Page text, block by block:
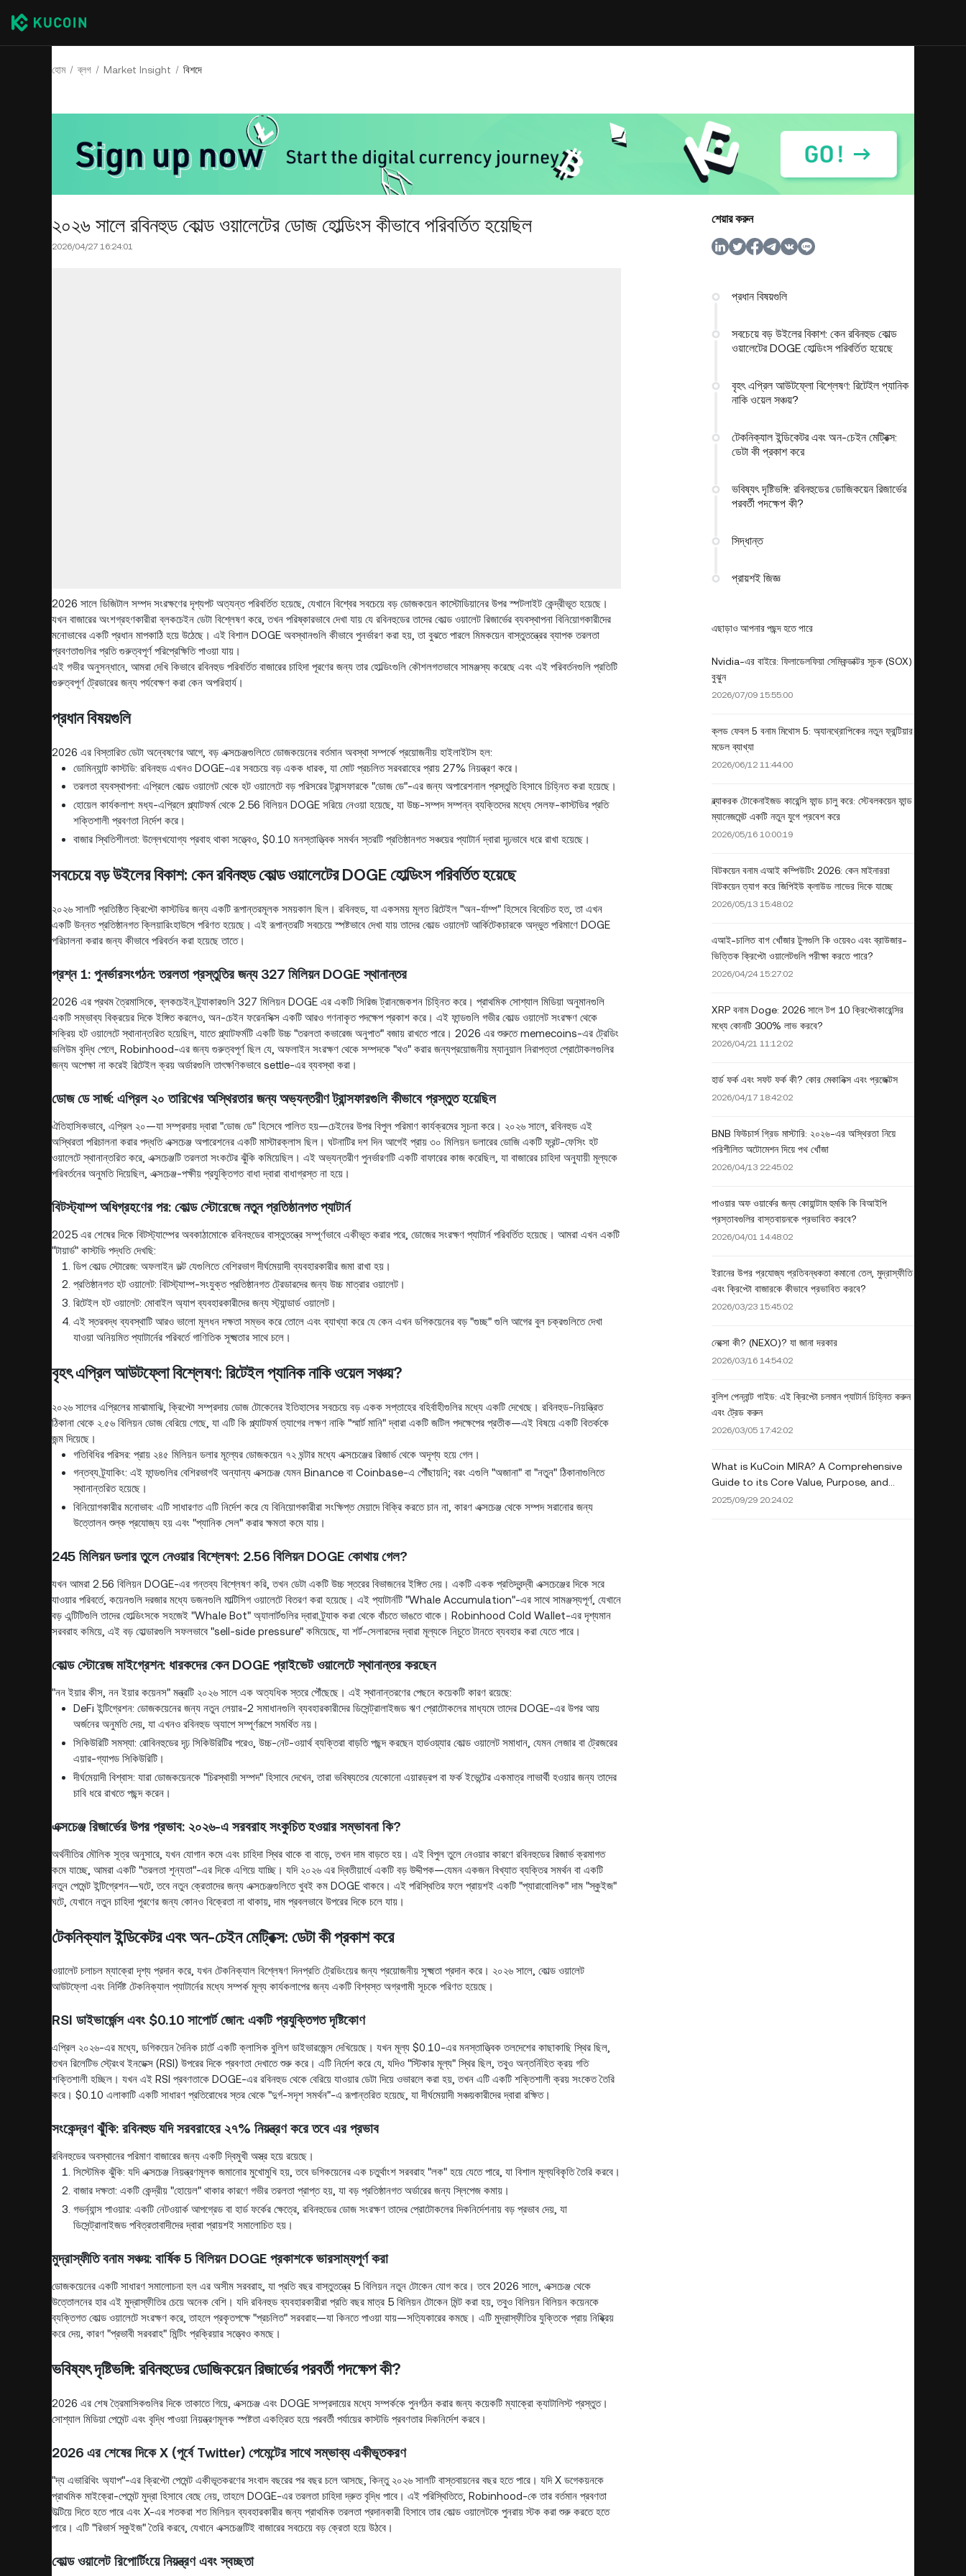
হোম ব্লগ Market Insight বিশদে
২০২৬ সালে রবিনহুড কোল্ড ওয়ালেটের ডোজ হোল্ডিংস কীভাবে পরিবর্তিত হয়েছিল
2026/04/27 16:24:01
2026 সালে ডিজিটাল সম্পদ সংরক্ষণের দৃশ্যপট অত্যন্ত পরিবর্তিত হয়েছে, যেখানে বিশ্বের সবচেয়ে বড় ডোজকয়েন কাস্টোডিয়ানের উপর স্পটলাইট কেন্দ্রীভূত হয়েছে।
যখন বাজারের অংশগ্রহণকারীরা ব্লকচেইন ডেটা বিশ্লেষণ করে, তখন পরিষ্কারভাবে দেখা যায় যে রবিনহুডের তাদের কোল্ড ওয়ালেট রিজার্ভের ব্যবস্থাপনা বিনিয়োগকারীদের
মনোভাবের একটি প্রধান মাপকাঠি হয়ে উঠেছে। এই বিশাল DOGE অবস্থানগুলি কীভাবে পুনর্ভারণ করা হয়, তা বুঝতে পারলে মিমকয়েন বাস্তুতন্ত্রের ব্যাপক তরলতা
প্রবণতাগুলির প্রতি গুরুত্বপূর্ণ পরিপ্রেক্ষিতি পাওয়া যায়।
এই গভীর অনুসন্ধানে, আমরা দেখি কিভাবে রবিনহুড পরিবর্তিত বাজারের চাহিদা পূরণের জন্য তার হোল্ডিংগুলি কৌশলগতভাবে সামঞ্জস্য করেছে এবং এই পরিবর্তনগুলি প্রতিটি
গুরুত্বপূর্ণ ট্রেডারের জন্য পর্যবেক্ষণ করা কেন অপরিহার্য।
প্রধান বিষয়গুলি
2026 এর বিস্তারিত ডেটা অন্বেষণের আগে, বড় এক্সচেঞ্জগুলিতে ডোজকয়েনের বর্তমান অবস্থা সম্পর্কে প্রয়োজনীয় হাইলাইটস হল:
ডোমিন্যান্ট কাস্টডি: রবিনহুড এখনও DOGE-এর সবচেয়ে বড় একক ধারক, যা মোট প্রচলিত সরবরাহের প্রায় 27% নিয়ন্ত্রণ করে।
তরলতা ব্যবস্থাপনা: এপ্রিলে কোল্ড ওয়ালেট থেকে হট ওয়ালেটে বড় পরিসরের ট্রান্সফারকে "ডোজ ডে"-এর জন্য অপারেশনাল প্রস্তুতি হিসাবে চিহ্নিত করা হয়েছে।
হোয়েল কার্যকলাপ: মধ্য-এপ্রিলে প্ল্যাটফর্ম থেকে 2.56 বিলিয়ন DOGE সরিয়ে নেওয়া হয়েছে, যা উচ্চ-সম্পদ সম্পন্ন ব্যক্তিদের মধ্যে সেলফ-কাস্টডির প্রতি
শক্তিশালী প্রবণতা নির্দেশ করে।
বাজার স্থিতিশীলতা: উল্লেখযোগ্য প্রবাহ থাকা সত্ত্বেও, $0.10 মনস্তাত্ত্বিক সমর্থন স্তরটি প্রতিষ্ঠানগত সঞ্চয়ের প্যাটার্ন দ্বারা দৃঢ়ভাবে ধরে রাখা হয়েছে।
সবচেয়ে বড় উইলের বিকাশ: কেন রবিনহুড কোল্ড ওয়ালেটের DOGE হোল্ডিংস পরিবর্তিত হয়েছে
২০২৬ সালটি প্রতিষ্ঠিত ক্রিপ্টো কাস্টডির জন্য একটি রূপান্তরমূলক সময়কাল ছিল। রবিনহুড, যা একসময় মূলত রিটেইল "অন-র্যাম্প" হিসেবে বিবেচিত হত, তা এখন
একটি উন্নত প্রতিষ্ঠানগত ক্লিয়ারিংহাউসে পরিণত হয়েছে। এই রূপান্তরটি সবচেয়ে স্পষ্টভাবে দেখা যায় তাদের কোল্ড ওয়ালেট আর্কিটেকচারকে অদ্ভুত পরিমাণে DOGE
পরিচালনা করার জন্য কীভাবে পরিবর্তন করা হয়েছে তাতে।
প্রশ্ন 1: পুনর্ভারসংগঠন: তরলতা প্রস্তুতির জন্য 327 মিলিয়ন DOGE স্থানান্তর
2026 এর প্রথম ত্রৈমাসিকে, ব্লকচেইন ট্র্যাকারগুলি 327 মিলিয়ন DOGE এর একটি সিরিজ ট্রানজেকশন চিহ্নিত করে। প্রাথমিক সোশ্যাল মিডিয়া অনুমানগুলি
একটি সম্ভাব্য বিক্রয়ের দিকে ইঙ্গিত করলেও, অন-চেইন ফরেনসিক্স একটি আরও গণনাকৃত পদক্ষেপ প্রকাশ করে। এই ফান্ডগুলি গভীর কোল্ড ওয়ালেট সংরক্ষণ থেকে
সক্রিয় হট ওয়ালেটে স্থানান্তরিত হয়েছিল, যাতে প্ল্যাটফর্মটি একটি উচ্চ "তরলতা কভারেজ অনুপাত" বজায় রাখতে পারে। 2026 এর শুরুতে memecoins-এর ট্রেডিং
ভলিউম বৃদ্ধি পেলে, Robinhood-এর জন্য গুরুত্বপূর্ণ ছিল যে, অফলাইন সংরক্ষণ থেকে সম্পদকে "থও" করার জন্যপ্রয়োজনীয় ম্যানুয়াল নিরাপত্তা প্রোটোকলগুলির
জন্য অপেক্ষা না করেই রিটেইল ক্রয় অর্ডারগুলি তাৎক্ষণিকভাবে settle-এর ব্যবস্থা করা।
ডোজ ডে সার্জ: এপ্রিল ২০ তারিখের অস্থিরতার জন্য অভ্যন্তরীণ ট্রান্সফারগুলি কীভাবে প্রস্তুত হয়েছিল
ঐতিহাসিকভাবে, এপ্রিল ২০—যা সম্প্রদায় দ্বারা "ডোজ ডে" হিসেবে পালিত হয়—চেইনের উপর বিপুল পরিমাণ কার্যক্রমের সূচনা করে। ২০২৬ সালে, রবিনহুড এই
অস্থিরতা পরিচালনা করার পদ্ধতি এক্সচেঞ্জ অপারেশনের একটি মাস্টারক্লাস ছিল। ঘটনাটির দশ দিন আগেই প্রায় ৩০ মিলিয়ন ডলারের ডোজি একটি ফ্রন্ট-ফেসিং হট
ওয়ালেটে স্থানান্তরিত করে, এক্সচেঞ্জটি তরলতা সংকটের ঝুঁকি কমিয়েছিল। এই অভ্যন্তরীণ পুনর্ভারণটি একটি বাফারের কাজ করেছিল, যা বাজারের চাহিদা অনুযায়ী মূল্যকে
পরিবর্তনের অনুমতি দিয়েছিল, এক্সচেঞ্জ-পক্ষীয় প্রযুক্তিগত বাধা দ্বারা বাধাগ্রস্ত না হয়ে।
বিটস্ট্যাম্প অধিগ্রহণের পর: কোল্ড স্টোরেজে নতুন প্রতিষ্ঠানগত প্যাটার্ন
2025 এর শেষের দিকে বিটস্ট্যাম্পের অবকাঠামোকে রবিনহুডের বাস্তুতন্ত্রে সম্পূর্ণভাবে একীভূত করার পরে, ডোজের সংরক্ষণ প্যাটার্ন পরিবর্তিত হয়েছে। আমরা এখন একটি
"টায়ার্ড" কাস্টডি পদ্ধতি দেখছি:
ডিপ কোল্ড স্টোরেজ: অফলাইন ভল্ট যেগুলিতে বেশিরভাগ দীর্ঘমেয়াদী ব্যবহারকারীর জমা রাখা হয়।
প্রতিষ্ঠানগত হট ওয়ালেট: বিটস্ট্যাম্প-সংযুক্ত প্রতিষ্ঠানগত ট্রেডারদের জন্য উচ্চ মাত্রার ওয়ালেট।
রিটেইল হট ওয়ালেট: মোবাইল অ্যাপ ব্যবহারকারীদের জন্য স্ট্যান্ডার্ড ওয়ালেট।
এই স্তরবদ্ধ ব্যবস্থাটি আরও ভালো মূলধন দক্ষতা সম্ভব করে তোলে এবং ব্যাখ্যা করে যে কেন এখন ডগিকয়েনের বড় "গুচ্ছ" গুলি আগের বুল চক্রগুলিতে দেখা
যাওয়া অনিয়মিত প্যাটার্নের পরিবর্তে গাণিতিক সূক্ষ্মতার সাথে চলে।
বৃহৎ এপ্রিল আউটফ্লো বিশ্লেষণ: রিটেইল প্যানিক নাকি ওয়েল সঞ্চয়?
২০২৬ সালের এপ্রিলের মাঝামাঝি, ক্রিপ্টো সম্প্রদায় ডোজ টোকেনের ইতিহাসের সবচেয়ে বড় একক সপ্তাহের বহির্বাহীগুলির মধ্যে একটি দেখেছে। রবিনহুড-নিয়ন্ত্রিত
ঠিকানা থেকে ২.৫৬ বিলিয়ন ডোজ বেরিয়ে গেছে, যা এটি কি প্ল্যাটফর্ম ত্যাগের লক্ষণ নাকি "স্মার্ট মানি" দ্বারা একটি জটিল পদক্ষেপের প্রতীক—এই বিষয়ে একটি বিতর্ককে
জন্ম দিয়েছে।
গতিবিধির পরিসর: প্রায় ২৪৫ মিলিয়ন ডলার মূল্যের ডোজকয়েন ৭২ ঘন্টার মধ্যে এক্সচেঞ্জের রিজার্ভ থেকে অদৃশ্য হয়ে গেল।
গন্তব্য ট্র্যাকিং: এই ফান্ডগুলির বেশিরভাগই অন্যান্য এক্সচেঞ্জ যেমন Binance বা Coinbase-এ পৌঁছায়নি; বরং এগুলি "অজানা" বা "নতুন" ঠিকানাগুলিতে
স্থানান্তরিত হয়েছে।
বিনিয়োগকারীর মনোভাব: এটি সাধারণত এটি নির্দেশ করে যে বিনিয়োগকারীরা সংক্ষিপ্ত মেয়াদে বিক্রি করতে চান না, কারণ এক্সচেঞ্জ থেকে সম্পদ সরানোর জন্য
উত্তোলন শুল্ক প্রযোজ্য হয় এবং "প্যানিক সেল" করার ক্ষমতা কমে যায়।
245 মিলিয়ন ডলার তুলে নেওয়ার বিশ্লেষণ: 2.56 বিলিয়ন DOGE কোথায় গেল?
যখন আমরা 2.56 বিলিয়ন DOGE-এর গন্তব্য বিশ্লেষণ করি, তখন ডেটা একটি উচ্চ স্তরের বিভাজনের ইঙ্গিত দেয়। একটি একক প্রতিদ্বন্দ্বী এক্সচেঞ্জের দিকে সরে
যাওয়ার পরিবর্তে, কয়েনগুলি দরজার মধ্যে ডজনগুলি মাল্টিসিগ ওয়ালেটে বিতরণ করা হয়েছে। এই প্যাটার্নটি "Whale Accumulation"-এর সাথে সামঞ্জস্যপূর্ণ, যেখানে
বড় এন্টিটিগুলি তাদের হোল্ডিংসকে সহজেই "Whale Bot" অ্যালার্টগুলির দ্বারা ট্র্যাক করা থেকে বাঁচতে ভাঙতে থাকে। Robinhood Cold Wallet-এর দৃশ্যমান
সরবরাহ কমিয়ে, এই বড় হোল্ডারগুলি সফলভাবে "sell-side pressure" কমিয়েছে, যা শর্ট-সেলারদের দ্বারা মূল্যকে নিচুতে টানতে ব্যবহার করা যেতে পারে।
কোল্ড স্টোরেজ মাইগ্রেশন: ধারকদের কেন DOGE প্রাইভেট ওয়ালেটে স্থানান্তর করছেন
"নন ইয়ার কীস, নন ইয়ার কয়েনস" মন্ত্রটি ২০২৬ সালে এক অত্যধিক স্তরে পৌঁছেছে। এই স্থানান্তরণের পেছনে কয়েকটি কারণ রয়েছে:
DeFi ইন্টিগ্রেশন: ডোজকয়েনের জন্য নতুন লেয়ার-2 সমাধানগুলি ব্যবহারকারীদের ডিসেন্ট্রালাইজড ঋণ প্রোটোকলের মাধ্যমে তাদের DOGE-এর উপর আয়
অর্জনের অনুমতি দেয়, যা এখনও রবিনহুড অ্যাপে সম্পূর্ণরূপে সমর্থিত নয়।
সিকিউরিটি সমস্যা: রোবিনহুডের দৃঢ় সিকিউরিটির পরেও, উচ্চ-নেট-ওয়ার্থ ব্যক্তিরা বাড়তি পছন্দ করছেন হার্ডওয়্যার কোল্ড ওয়ালেট সমাধান, যেমন লেজার বা ট্রেজরের
এয়ার-গ্যাপড সিকিউরিটি।
দীর্ঘমেয়াদী বিশ্বাস: যারা ডোজকয়েনকে "চিরস্থায়ী সম্পদ" হিসাবে দেখেন, তারা ভবিষ্যতের যেকোনো এয়ারড্রপ বা ফর্ক ইভেন্টের একমাত্র লাভার্থী হওয়ার জন্য তাদের
চাবি ধরে রাখতে পছন্দ করেন।
এক্সচেঞ্জ রিজার্ভের উপর প্রভাব: ২০২৬-এ সরবরাহ সংকুচিত হওয়ার সম্ভাবনা কি?
অর্থনীতির মৌলিক সূত্র অনুসারে, যখন যোগান কমে এবং চাহিদা স্থির থাকে বা বাড়ে, তখন দাম বাড়তে হয়। এই বিপুল তুলে নেওয়ার কারণে রবিনহুডের রিজার্ভ ক্রমাগত
কমে যাচ্ছে, আমরা একটি "তরলতা শূন্যতা"-এর দিকে এগিয়ে যাচ্ছি। যদি ২০২৬ এর দ্বিতীয়ার্ধে একটি বড় উদ্দীপক—যেমন একজন বিখ্যাত ব্যক্তির সমর্থন বা একটি
নতুন পেমেন্ট ইন্টিগ্রেশন—ঘটে, তবে নতুন ক্রেতাদের জন্য এক্সচেঞ্জগুলিতে খুবই কম DOGE থাকবে। এই পরিস্থিতির ফলে প্রায়শই একটি "প্যারাবোলিক" দাম "স্কুইজ"
ঘটে, যেখানে নতুন চাহিদা পূরণের জন্য কোনও বিক্রেতা না থাকায়, দাম প্রবলভাবে উপরের দিকে চলে যায়।
টেকনিক্যাল ইন্ডিকেটর এবং অন-চেইন মেট্রিক্স: ডেটা কী প্রকাশ করে
ওয়ালেট চলাচল ম্যাক্রো দৃশ্য প্রদান করে, যখন টেকনিক্যাল বিশ্লেষণ দিনপ্রতি ট্রেডিংয়ের জন্য প্রয়োজনীয় সূক্ষ্মতা প্রদান করে। ২০২৬ সালে, কোল্ড ওয়ালেট
আউটফ্লো এবং নির্দিষ্ট টেকনিক্যাল প্যাটার্নের মধ্যে সম্পর্ক মূল্য কার্যকলাপের জন্য একটি বিশ্বস্ত অগ্রগামী সূচকে পরিণত হয়েছে।
RSI ডাইভার্জেন্স এবং $0.10 সাপোর্ট জোন: একটি প্রযুক্তিগত দৃষ্টিকোণ
এপ্রিল ২০২৬-এর মধ্যে, ডগিকয়েন দৈনিক চার্টে একটি ক্লাসিক বুলিশ ডাইভারজেন্স দেখিয়েছে। যখন মূল্য $0.10-এর মনস্তাত্ত্বিক তলদেশের কাছাকাছি স্থির ছিল,
তখন রিলেটিভ স্ট্রেংথ ইনডেক্স (RSI) উপরের দিকে প্রবণতা দেখাতে শুরু করে। এটি নির্দেশ করে যে, যদিও "স্টিকার মূল্য" স্থির ছিল, তবুও অন্তর্নিহিত ক্রয় গতি
শক্তিশালী হচ্ছিল। যখন এই RSI প্রবণতাকে DOGE-এর রবিনহুড থেকে বেরিয়ে যাওয়ার ডেটা দিয়ে ওভারলে করা হয়, তখন এটি একটি শক্তিশালী ক্রয় সংকেত তৈরি
করে। $0.10 এলাকাটি একটি সাধারণ প্রতিরোধের স্তর থেকে "দুর্গ-সদৃশ সমর্থন"-এ রূপান্তরিত হয়েছে, যা দীর্ঘমেয়াদী সঞ্চয়কারীদের দ্বারা রক্ষিত।
সংকেন্দ্রণ ঝুঁকি: রবিনহুড যদি সরবরাহের ২৭% নিয়ন্ত্রণ করে তবে এর প্রভাব
রবিনহুডের অবস্থানের পরিমাণ বাজারের জন্য একটি দ্বিমুখী অস্ত্র হয়ে রয়েছে।
সিস্টেমিক ঝুঁকি: যদি এক্সচেঞ্জ নিয়ন্ত্রণমূলক জমানোর মুখোমুখি হয়, তবে ডগিকয়েনের এক চতুর্থাংশ সরবরাহ "লক" হয়ে যেতে পারে, যা বিশাল মূল্যবিকৃতি তৈরি করবে।
বাজার দক্ষতা: একটি কেন্দ্রীয় "হোয়েল" থাকার কারণে গভীর তরলতা প্রাপ্ত হয়, যা বড় প্রতিষ্ঠানগত অর্ডারের জন্য স্লিপেজ কমায়।
গভর্ন্যান্স পাওয়ার: একটি নেটওয়ার্ক আপগ্রেড বা হার্ড ফর্কের ক্ষেত্রে, রবিনহুডের ডোজ সংরক্ষণ তাদের প্রোটোকলের দিকনির্দেশনায় বড় প্রভাব দেয়, যা
ডিসেন্ট্রালাইজড পবিত্রতাবাদীদের দ্বারা প্রায়শই সমালোচিত হয়।
মুদ্রাস্ফীতি বনাম সঞ্চয়: বার্ষিক 5 বিলিয়ন DOGE প্রকাশকে ভারসাম্যপূর্ণ করা
ডোজকয়েনের একটি সাধারণ সমালোচনা হল এর অসীম সরবরাহ, যা প্রতি বছর বাস্তুতন্ত্রে 5 বিলিয়ন নতুন টোকেন যোগ করে। তবে 2026 সালে, এক্সচেঞ্জ থেকে
উত্তোলনের হার এই মুদ্রাস্ফীতির চেয়ে অনেক বেশি। যদি রবিনহুড ব্যবহারকারীরা প্রতি বছর মাত্র 5 বিলিয়ন টোকেন মিন্ট করা হয়, তবুও বিলিয়ন বিলিয়ন কয়েনকে
ব্যক্তিগত কোল্ড ওয়ালেটে সংরক্ষণ করে, তাহলে প্রকৃতপক্ষে "প্রচলিত" সরবরাহ—যা কিনতে পাওয়া যায়—সত্যিকারের কমছে। এটি মুদ্রাস্ফীতির যুক্তিকে প্রায় নিষ্ক্রিয়
করে দেয়, কারণ "প্রভাবী সরবরাহ" মিন্টিং প্রক্রিয়ার সত্ত্বেও কমছে।
ভবিষ্যৎ দৃষ্টিভঙ্গি: রবিনহুডের ডোজিকয়েন রিজার্ভের পরবর্তী পদক্ষেপ কী?
2026 এর শেষ ত্রৈমাসিকগুলির দিকে তাকাতে গিয়ে, এক্সচেঞ্জ এবং DOGE সম্প্রদায়ের মধ্যে সম্পর্ককে পুনর্গঠন করার জন্য কয়েকটি ম্যাক্রো ক্যাটালিস্ট প্রস্তুত।
সোশ্যাল মিডিয়া পেমেন্ট এবং বৃদ্ধি পাওয়া নিয়ন্ত্রণমূলক স্পষ্টতা একত্রিত হয়ে পরবর্তী পর্যায়ের কাস্টডি প্রবণতার দিকনির্দেশ করবে।
2026 এর শেষের দিকে X (পূর্বে Twitter) পেমেন্টের সাথে সম্ভাব্য একীভূতকরণ
"দ্য এভারিথিং অ্যাপ"-এর ক্রিপ্টো পেমেন্ট একীভূতকরণের সংবাদ বছরের পর বছর চলে আসছে, কিন্তু ২০২৬ সালটি বাস্তবায়নের বছর হতে পারে। যদি X ডগেকয়নকে
প্রাথমিক মাইক্রো-পেমেন্ট মুদ্রা হিসাবে বেছে নেয়, তাহলে DOGE-এর তরলতা চাহিদা দ্রুত বৃদ্ধি পাবে। এই পরিস্থিতিতে, Robinhood-কে তার বর্তমান প্রবণতা
উল্টিয়ে দিতে হতে পারে এবং X-এর শতকরা শত মিলিয়ন ব্যবহারকারীর জন্য প্রাথমিক তরলতা প্রদানকারী হিসাবে তার কোল্ড ওয়ালেটকে পুনরায় স্টক করা শুরু করতে হতে
পারে। এটি "রিভার্স স্কুইজ" তৈরি করবে, যেখানে এক্সচেঞ্জটিই বাজারের সবচেয়ে বড় ক্রেতা হয়ে উঠবে।
কোল্ড ওয়ালেট রিপোর্টিংয়ে নিয়ন্ত্রণ এবং স্বচ্ছতা
শেয়ার করুন
প্রধান বিষয়গুলি
সবচেয়ে বড় উইলের বিকাশ: কেন রবিনহুড কোল্ড
ওয়ালেটের DOGE হোল্ডিংস পরিবর্তিত হয়েছে
বৃহৎ এপ্রিল আউটফ্লো বিশ্লেষণ: রিটেইল প্যানিক
নাকি ওয়েল সঞ্চয়?
টেকনিক্যাল ইন্ডিকেটর এবং অন-চেইন মেট্রিক্স:
ডেটা কী প্রকাশ করে
ভবিষ্যৎ দৃষ্টিভঙ্গি: রবিনহুডের ডোজিকয়েন রিজার্ভের
পরবর্তী পদক্ষেপ কী?
সিদ্ধান্ত
প্রায়শই জিজ্ঞ
এছাড়াও আপনার পছন্দ হতে পারে
Nvidia-এর বাইরে: ফিলাডেলফিয়া সেমিকন্ডাক্টর সূচক (SOX)
বুঝুন
2026/07/09 15:55:00
ক্লড ফেবল 5 বনাম মিথোস 5: অ্যানথ্রোপিকের নতুন ফ্রন্টিয়ার
মডেল ব্যাখ্যা
2026/06/12 11:44:00
ব্ল্যাকরক টোকেনাইজড কারেন্সি ফান্ড চালু করে: স্টেবলকয়েন ফান্ড
ম্যানেজমেন্ট একটি নতুন যুগে প্রবেশ করে
2026/05/16 10:00:19
বিটকয়েন বনাম এআই কম্পিউটিং 2026: কেন মাইনাররা
বিটকয়েন ত্যাগ করে জিপিইউ ক্লাউড লাভের দিকে যাচ্ছে
2026/05/13 15:48:02
এআই-চালিত বাগ খোঁজার টুলগুলি কি ওয়েব৩ এবং ব্রাউজার-
ভিত্তিক ক্রিপ্টো ওয়ালেটগুলি পরীক্ষা করতে পারে?
2026/04/24 15:27:02
XRP বনাম Doge: 2026 সালে টপ 10 ক্রিপ্টোকারেন্সির
মধ্যে কোনটি 300% লাভ করবে?
2026/04/21 11:12:02
হার্ড ফর্ক এবং সফট ফর্ক কী? কোর মেকানিক্স এবং প্রজেক্টস
2026/04/17 18:42:02
BNB ফিউচার্স গ্রিড মাস্টারি: ২০২৬-এর অস্থিরতা নিয়ে
পরিশীলিত অটোমেশন দিয়ে পথ খোঁজা
2026/04/13 22:45:02
পাওয়ার অফ ওয়ার্কের জন্য কোয়ান্টাম হুমকি কি বিআইপি
প্রস্তাবগুলির বাস্তবায়নকে প্রভাবিত করবে?
2026/04/01 14:48:02
ইরানের উপর প্রযোজ্য প্রতিবন্ধকতা কমানো তেল, মুদ্রাস্ফীতি
এবং ক্রিপ্টো বাজারকে কীভাবে প্রভাবিত করবে?
2026/03/23 15:45:02
নেক্সো কী? (NEXO)? যা জানা দরকার
2026/03/16 14:54:02
বুলিশ পেন্নান্ট গাইড: এই ক্রিপ্টো চলমান প্যাটার্ন চিহ্নিত করুন
এবং ট্রেড করুন
2026/03/05 17:42:02
What is KuCoin MIRA? A Comprehensive
Guide to its Core Value, Purpose, and
Investment for Beginners
2025/09/29 20:24:02